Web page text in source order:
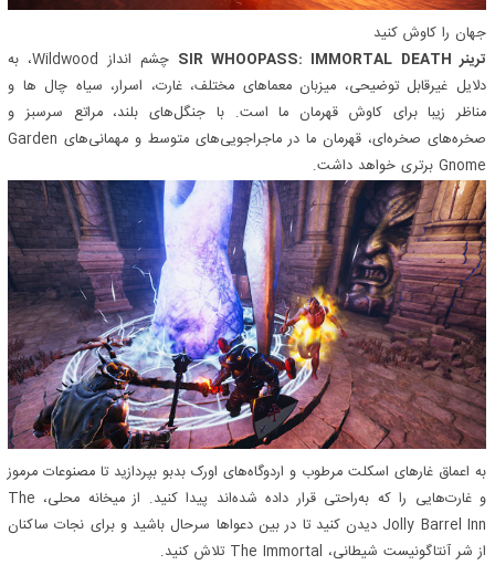
جهان را کاوش کنید
ترینر SIR WHOOPASS: IMMORTAL DEATH
چشم انداز Wildwood، به
دلایل غیرقابل توضیحی، میزبان معماهای مختلف، غارت، اسرار، سیاه چال ها و
مناظر زیبا برای کاوش قهرمان ما است. با جنگل‌های بلند، مراتع سرسبز و
صخره‌های صخره‌ای، قهرمان ما در ماجراجویی‌های متوسط ​​و مهمانی‌های Garden
Gnome برتری خواهد داشت.
به اعماق غارهای اسکلت مرطوب و اردوگاه‌های اورک بدبو بپردازید تا مصنوعات مرموز
و غارت‌هایی را که به‌راحتی قرار داده شده‌اند پیدا کنید. از میخانه محلی، The
Jolly Barrel Inn دیدن کنید تا در بین دعواها سرحال باشید و برای نجات ساکنان
از شر آنتاگونیست شیطانی، The Immortal تلاش کنید.